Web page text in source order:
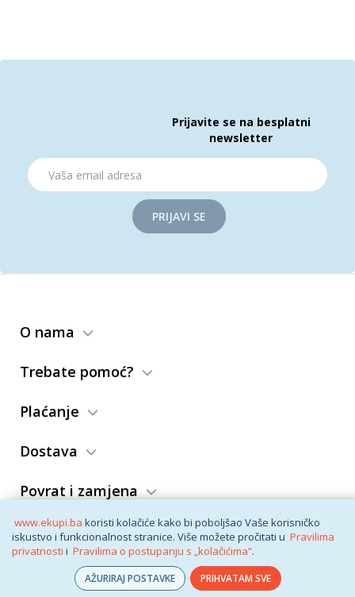
www.ekupi.ba koristi kolačiće kako bi poboljšao Vaše korisničko
iskustvo i funkcionalnost stranice. Više možete pročitati u Pravilima
privatnosti i Pravilima o postupanju s „kolačićima“.
AŽURIRAJ POSTAVKE PRIHVATAM SVE
Prijavite se na besplatni
newsletter
PRIJAVI SE
O nama
Trebate pomoć?
Plaćanje
Dostava
Povrat i zamjena
Opći uslovi
© eKupi2026. Vaša internet trgovina